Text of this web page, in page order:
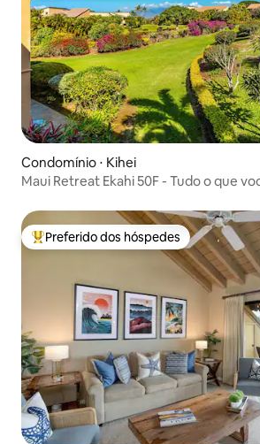
Condomínio ⋅ Kihei
Maui Retreat Ekahi 50F - Tudo o que
Entre os melhores preferidos dos
Preferido dos hóspedes